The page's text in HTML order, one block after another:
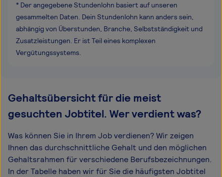
* Der angegebene Stundenlohn basiert auf unseren
gesammelten Daten. Dein Stundenlohn kann anders sein,
abhängig von Überstunden, Branche, Selbstständigkeit und
Zusatzleistungen. Er ist Teil eines komplexen
Vergütungssystems.
Gehaltsübersicht für die meist
gesuchten Jobtitel. Wer verdient was?
Was können Sie in Ihrem Job verdienen? Wir zeigen
Ihnen das durchschnittliche Gehalt und den möglichen
Gehaltsrahmen für verschiedene Berufsbezeichnungen.
In der Tabelle haben wir für Sie die häufigsten Jobtitel